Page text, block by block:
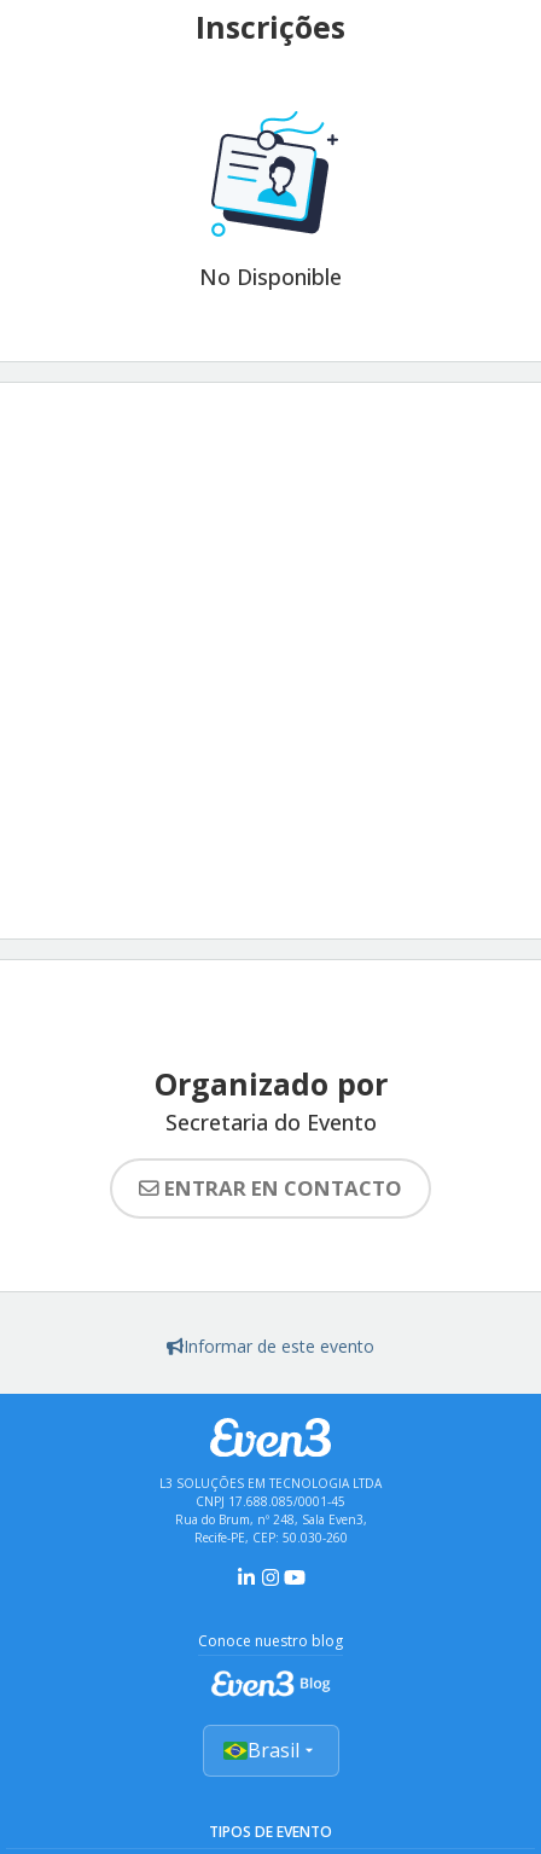
Inscrições
No Disponible
Organizado por
Secretaria do Evento
ENTRAR EN CONTACTO
Informar de este evento
L3 SOLUÇÕES EM TECNOLOGIA LTDA
CNPJ 17.688.085/0001-45
Rua do Brum, nº 248, Sala Even3,
Recife-PE, CEP: 50.030-260
Conoce nuestro blog
Brasil
TIPOS DE EVENTO